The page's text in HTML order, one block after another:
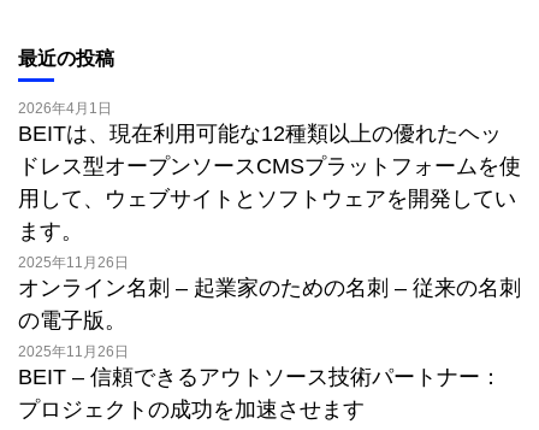
最近の投稿
BEITは、現在利用可能な12種類以上の優れたヘッ
ドレス型オープンソースCMSプラットフォームを使
用して、ウェブサイトとソフトウェアを開発してい
ます。
2026年4月1日
オンライン名刺 – 起業家のための名刺 – 従来の名刺
の電子版。
2025年11月26日
BEIT – 信頼できるアウトソース技術パートナー：
プロジェクトの成功を加速させます
2025年11月26日